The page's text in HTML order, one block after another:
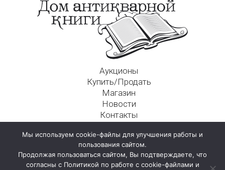
Аукционы
Купить/Продать
Магазин
Новости
Контакты
125009, г. Москва, Никитский пер., д. 4а, стр. 1
Мы используем cookie-файлы для улучшения работы и
пользования сайтом.
Продолжая пользоваться сайтом, Вы подтверждаете, что
согласны с Политикой по работе с cookie-файлами и